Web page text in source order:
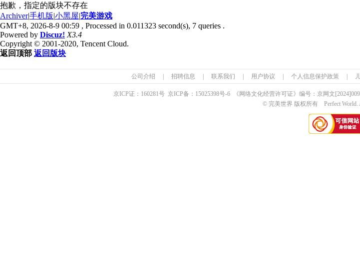
抱歉，指定的版块不存在
Archiver|手机版|小黑屋|完美游戏
GMT+8, 2026-8-9 00:59 , Processed in 0.011323 second(s), 7 queries .
Powered by Discuz! X3.4
Copyright © 2001-2020, Tencent Cloud.
返回顶部 返回版块
公司介绍 招聘信息 联系我们 用户协议 个人信息保护政策
京ICP证： 160281号 京ICP备： 15025398号-6 《网络文化经营许可证》编号：京网文
© 完美世界 版权所有 Perfect World.